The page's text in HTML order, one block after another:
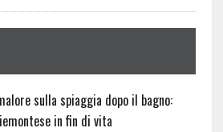
sulla spiaggia dopo il bagno:
in fin di vita